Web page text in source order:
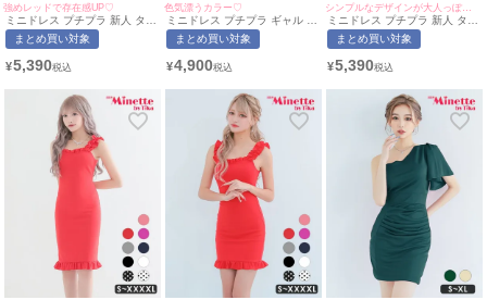
強めレッドで存在感UP♡
ミニドレス プチプラ 新人 タイ
ト ワンピース セクシー ラウン
ジ 半袖 低身長 ウエストカット
ンレッド キャバドレス (波北か
myMinette/マイミネット
まとめ買い対象
¥5,390
色気漂うカラー♡
ミニドレス プチプラ ギャル ワ
ンピース フレア セクシー キラ
キラ 半袖 シアー シアー袖 低
ドレス (せいせい着用/Mサイズ
ト
まとめ買い対象
¥4,900
シンプルなデザインが大人っぽい♡
ミニドレス プチプラ 新人 タイ
ト ワンピース セクシー ラウン
ジ 半袖 低身長 ウエストカット
ラップデザイン 黒 キャバドレ
ズ対応) | myMinette/マイミネ
まとめ買い対象
¥5,390